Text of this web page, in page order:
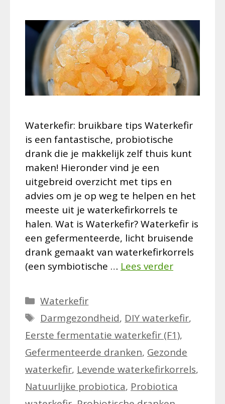
Waterkefir: bruikbare tips Waterkefir
is een fantastische, probiotische
drank die je makkelijk zelf thuis kunt
maken! Hieronder vind je een
uitgebreid overzicht met tips en
advies om je op weg te helpen en het
meeste uit je waterkefirkorrels te
halen. Wat is Waterkefir? Waterkefir is
een gefermenteerde, licht bruisende
drank gemaakt van waterkefirkorrels
(een symbiotische … Lees verder
Categorieën
Waterkefir
Tags
Darmgezondheid, DIY waterkefir,
Eerste fermentatie waterkefir (F1),
Gefermenteerde dranken, Gezonde
waterkefir, Levende waterkefirkorrels,
Natuurlijke probiotica, Probiotica